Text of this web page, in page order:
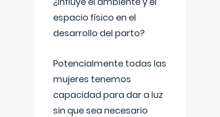
espacio físico en el
desarrollo del parto?
Potencialmente todas las
mujeres tenemos
capacidad para dar a luz
sin que sea necesario